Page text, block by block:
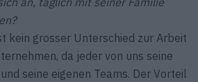
kein grosser Unterschied zur Arbeit
da jeder von uns seine
seine eigenen Teams. Der Vorteil